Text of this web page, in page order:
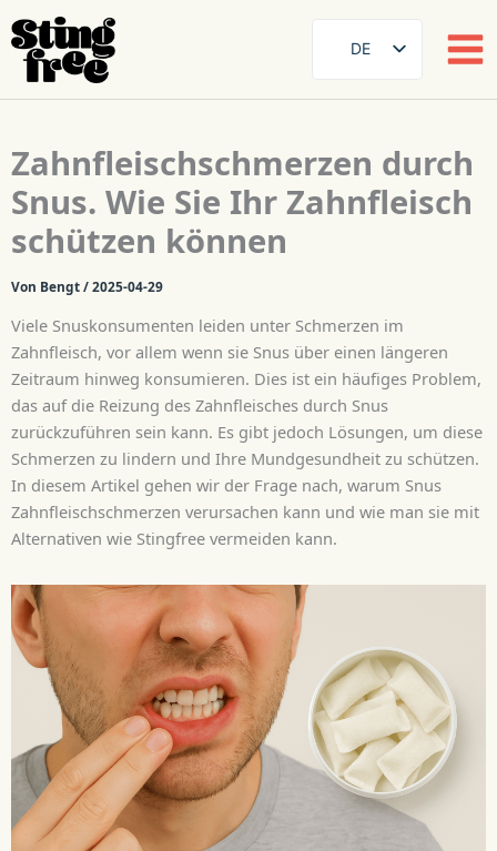
Inhalt
springen
DE
SE
FR
ES
ZH
Zahnfleischschmerzen durch
Snus. Wie Sie Ihr Zahnfleisch
schützen können
Von Bengt/2025-04-29
Viele Snuskonsumenten leiden unter Schmerzen im
Zahnfleisch, vor allem wenn sie Snus über einen längeren
Zeitraum hinweg konsumieren. Dies ist ein häufiges Problem,
das auf die Reizung des Zahnfleisches durch Snus
zurückzuführen sein kann. Es gibt jedoch Lösungen, um diese
Schmerzen zu lindern und Ihre Mundgesundheit zu schützen.
In diesem Artikel gehen wir der Frage nach, warum Snus
Zahnfleischschmerzen verursachen kann und wie man sie mit
Alternativen wie Stingfree vermeiden kann.